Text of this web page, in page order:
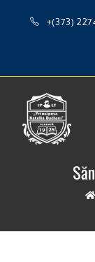
+(373)